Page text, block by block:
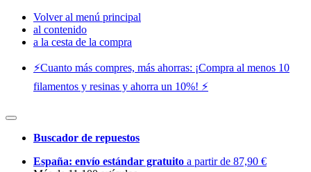
Volver al menú principal
al contenido
a la cesta de la compra
⚡️Cuanto más compres, más ahorras: ¡Compra al menos 10
filamentos y resinas y ahorra un 10%! ⚡️
Buscador de repuestos
España: envío estándar gratuito a partir de 87,90 €